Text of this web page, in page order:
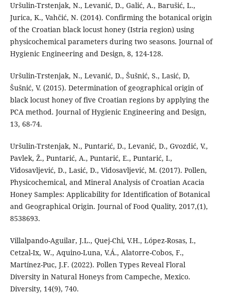
Uršulin-Trstenjak, N., Levanić, D., Galić, A., Barušić, L.,
Jurica, K., Vahčić, N. (2014). Confirming the botanical origin
of the Croatian black locust honey (Istria region) using
physicochemical parameters during two seasons. Journal of
Hygienic Engineering and Design, 8, 124-128.
Uršulin-Trstenjak, N., Levanić, D., Šušnić, S., Lasić, D,
Šušnić, V. (2015). Determination of geographical origin of
black locust honey of five Croatian regions by applying the
PCA method. Journal of Hygienic Engineering and Design,
13, 68-74.
Uršulin-Trstenjak, N., Puntarić, D., Levanić, D., Gvozdić, V.,
Pavlek, Ž., Puntarić, A., Puntarić, E., Puntarić, I.,
Vidosavljević, D., Lasić, D., Vidosavljević, M. (2017). Pollen,
Physicochemical, and Mineral Analysis of Croatian Acacia
Honey Samples: Applicability for Identification of Botanical
and Geographical Origin. Journal of Food Quality, 2017,(1),
8538693.
Villalpando-Aguilar, J.L., Quej-Chi, V.H., López-Rosas, I.,
Cetzal-Ix, W., Aquino-Luna, V.Á., Alatorre-Cobos, F.,
Martínez-Puc, J.F. (2022). Pollen Types Reveal Floral
Diversity in Natural Honeys from Campeche, Mexico.
Diversity, 14(9), 740.